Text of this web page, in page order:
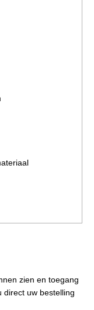
zien en toegang
direct uw bestelling